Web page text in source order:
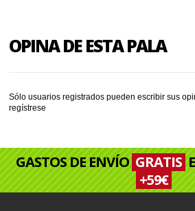
OPINA DE ESTA PALA
Sólo usuarios registrados pueden escribir sus
regístrese
GASTOS DE ENVÍO GRATIS
+59€